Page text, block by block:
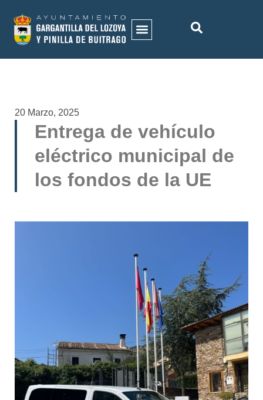
20 Marzo, 2025
Entrega de vehículo
eléctrico municipal de
los fondos de la UE